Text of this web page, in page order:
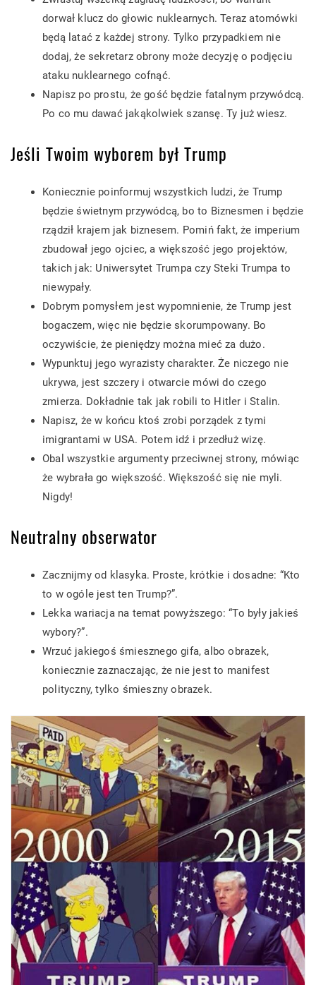
dorwał klucz do głowic nuklearnych. Teraz atomówki
będą latać z każdej strony. Tylko przypadkiem nie
dodaj, że sekretarz obrony może decyzję o podjęciu
ataku nuklearnego cofnąć.
Napisz po prostu, że gość będzie fatalnym przywódcą.
Po co mu dawać jakąkolwiek szansę. Ty już wiesz.
Jeśli Twoim wyborem był Trump
Koniecznie poinformuj wszystkich ludzi, że Trump
będzie świetnym przywódcą, bo to Biznesmen i będzie
rządził krajem jak biznesem. Pomiń fakt, że imperium
zbudował jego ojciec, a większość jego projektów,
takich jak: Uniwersytet Trumpa czy Steki Trumpa to
niewypały.
Dobrym pomysłem jest wypomnienie, że Trump jest
bogaczem, więc nie będzie skorumpowany. Bo
oczywiście, że pieniędzy można mieć za dużo.
Wypunktuj jego wyrazisty charakter. Że niczego nie
ukrywa, jest szczery i otwarcie mówi do czego
zmierza. Dokładnie tak jak robili to Hitler i Stalin.
Napisz, że w końcu ktoś zrobi porządek z tymi
imigrantami w USA. Potem idź i przedłuż wizę.
Obal wszystkie argumenty przeciwnej strony, mówiąc
że wybrała go większość. Większość się nie myli.
Nigdy!
Neutralny obserwator
Zacznijmy od klasyka. Proste, krótkie i dosadne: “Kto
to w ogóle jest ten Trump?”.
Lekka wariacja na temat powyższego: “To były jakieś
wybory?”.
Wrzuć jakiegoś śmiesznego gifa, albo obrazek,
koniecznie zaznaczając, że nie jest to manifest
polityczny, tylko śmieszny obrazek.